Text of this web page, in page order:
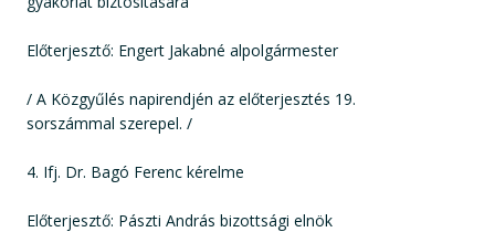
Előterjesztő: Engert Jakabné alpolgármester
/ A Közgyűlés napirendjén az előterjesztés 19.
sorszámmal szerepel. /
4. Ifj. Dr. Bagó Ferenc kérelme
Előterjesztő: Pászti András bizottsági elnök